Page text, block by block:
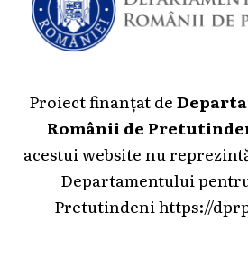
Proiect finanțat de
Românii de
acestui website nu
Departamentului
Pretutindeni https://